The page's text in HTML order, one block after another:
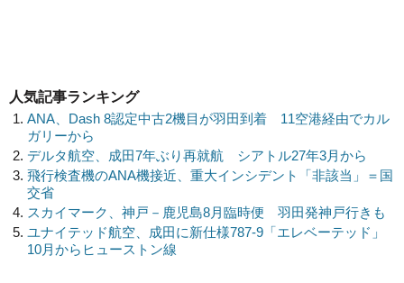
人気記事ランキング
ANA、Dash 8認定中古2機目が羽田到着 11空港経由でカル
ガリーから
デルタ航空、成田7年ぶり再就航 シアトル27年3月から
飛行検査機のANA機接近、重大インシデント「非該当」＝国
交省
スカイマーク、神戸－鹿児島8月臨時便 羽田発神戸行きも
ユナイテッド航空、成田に新仕様787-9「エレベーテッド」
10月からヒューストン線